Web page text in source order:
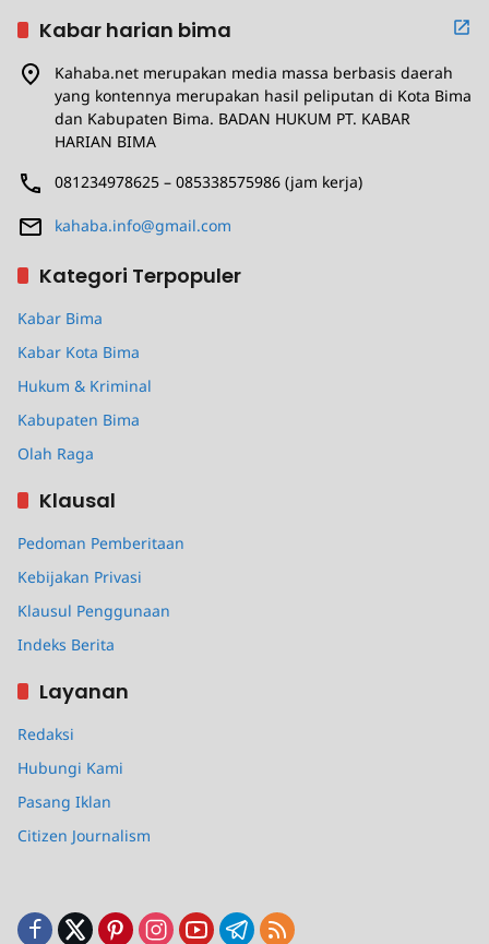
Kabar harian bima
Kahaba.net merupakan media massa berbasis daerah
yang kontennya merupakan hasil peliputan di Kota Bima
dan Kabupaten Bima. BADAN HUKUM PT. KABAR
HARIAN BIMA
081234978625 – 085338575986 (jam kerja)
kahaba.info@gmail.com
Kategori Terpopuler
Kabar Bima
Kabar Kota Bima
Hukum & Kriminal
Kabupaten Bima
Olah Raga
Klausal
Pedoman Pemberitaan
Kebijakan Privasi
Klausul Penggunaan
Indeks Berita
Layanan
Redaksi
Hubungi Kami
Pasang Iklan
Citizen Journalism